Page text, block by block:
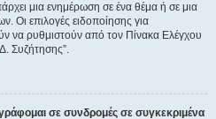
μια ενημέρωση σε ένα θέμα ή σε μια
Οι επιλογές ειδοποίησης για
να ρυθμιστούν από τον Πίνακα Ελέγχου
Συζήτησης”.
σε συνδρομές σε συγκεκριμένα